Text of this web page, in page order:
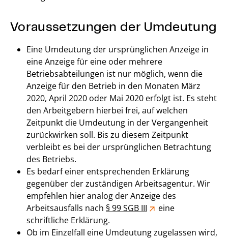
Voraussetzungen der Umdeutung
Eine Umdeutung der ursprünglichen Anzeige in
eine Anzeige für eine oder mehrere
Betriebsabteilungen ist nur möglich, wenn die
Anzeige für den Betrieb in den Monaten März
2020, April 2020 oder Mai 2020 erfolgt ist. Es steht
den Arbeitgebern hierbei frei, auf welchen
Zeitpunkt die Umdeutung in der Vergangenheit
zurückwirken soll. Bis zu diesem Zeitpunkt
verbleibt es bei der ursprünglichen Betrachtung
des Betriebs.
Es bedarf einer entsprechenden Erklärung
gegenüber der zuständigen Arbeitsagentur. Wir
empfehlen hier analog der Anzeige des
Arbeitsausfalls nach § 99 SGB III
eine
schriftliche Erklärung.
Ob im Einzelfall eine Umdeutung zugelassen wird,